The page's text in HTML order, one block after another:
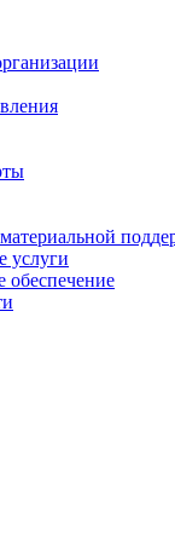
услуги
обеспечение